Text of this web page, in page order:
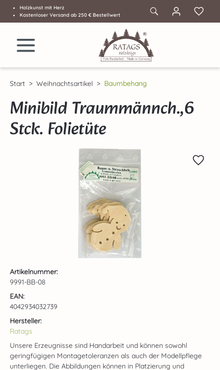
Zum Hauptinhalt springen
Holzkunst mit Herz
Kostenloser Versand ab 250 € Bestellwert
Start Weihnachtsartikel Baumbehang
Minibild Traummännch.,6
Stck. Folietüte
Bildergalerie überspringen
Artikelnummer:
9991-BB-08
EAN:
4042934032739
Hersteller:
Ratags
Unsere Erzeugnisse sind Handarbeit und können sowohl
geringfügigen Montagetoleranzen als auch der Modellpflege
unterliegen. Die Abbildungen können in Platzierung und